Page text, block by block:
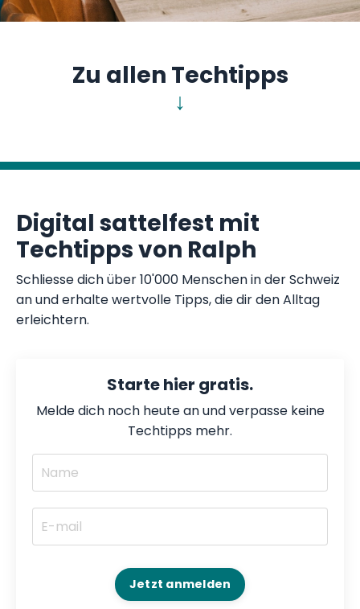
Zu allen Techtipps
↓
Digital sattelfest mit
Techtipps von Ralph
Schliesse dich über 10'000 Menschen in der Schweiz
an und erhalte wertvolle Tipps, die dir den Alltag
erleichtern.
Starte hier gratis.
Melde dich noch heute an und verpasse keine
Techtipps mehr.
Jetzt anmelden